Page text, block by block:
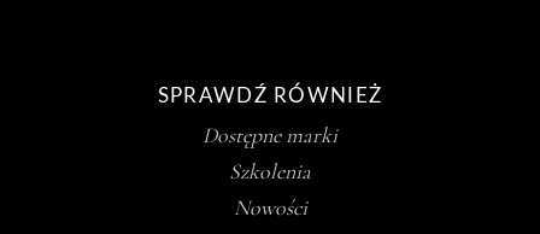
SPRAWDŹ RÓWNIEŻ
Dostępne marki
Szkolenia
Nowości